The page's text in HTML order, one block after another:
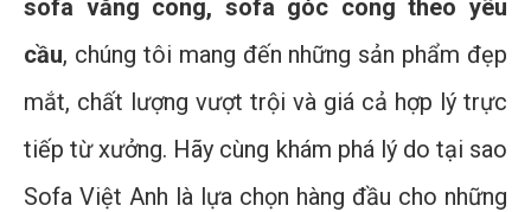
sofa văng cong, sofa góc cong theo yêu
cầu, chúng tôi mang đến những sản phẩm đẹp
mắt, chất lượng vượt trội và giá cả hợp lý trực
tiếp từ xưởng. Hãy cùng khám phá lý do tại sao
Sofa Việt Anh là lựa chọn hàng đầu cho những